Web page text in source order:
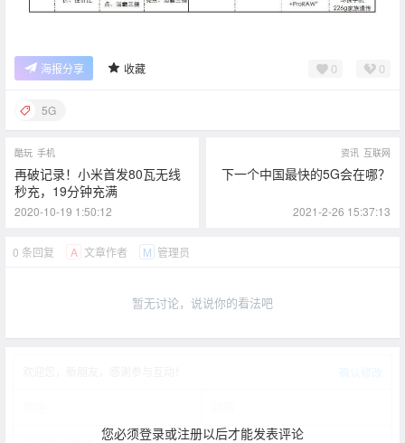
海报分享 收藏 0 0
5G
酷玩 手机
再破记录！小米首发80瓦无线
秒充，19分钟充满
2020-10-19 1:50:12
资讯 互联网
下一个中国最快的5G会在哪？
2021-2-26 15:37:13
0 条回复 A 文章作者 M 管理员
暂无讨论，说说你的看法吧
您必须登录或注册以后才能发表评论